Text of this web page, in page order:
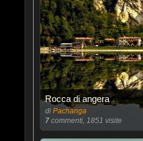
Rocca di angera
di Pachanga
7commenti, 1851 visite